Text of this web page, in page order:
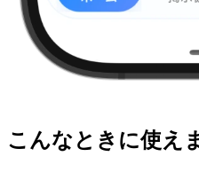
こんなときに使え